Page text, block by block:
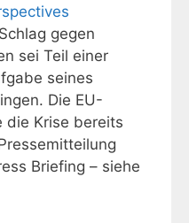
gegen
sei Teil einer
seines
Die EU-
die Krise bereits
Briefing – siehe